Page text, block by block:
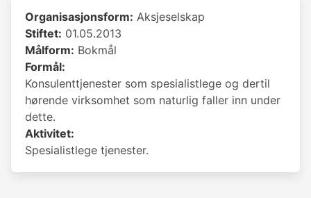
Organisasjonsform: Aksjeselskap
Stiftet: 01.05.2013
Målform: Bokmål
Formål:
Konsulenttjenester som spesialistlege og dertil
hørende virksomhet som naturlig faller inn under
dette.
Aktivitet:
Spesialistlege tjenester.